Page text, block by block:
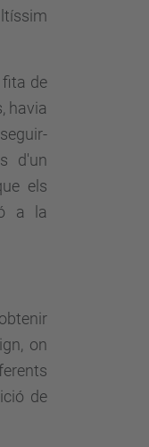
fita de
havia
d'un
els
a la
on
de